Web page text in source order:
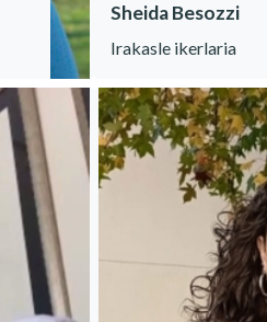
Sheida Besozzi
Irakasle ikerlaria